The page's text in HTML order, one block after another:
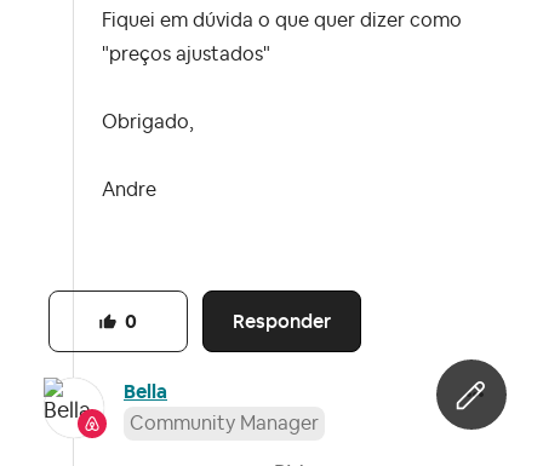
Fiquei em dúvida o que quer dizer como
"preços ajustados"
Obrigado,
Andre
Responder
0
Bella
Community Manager